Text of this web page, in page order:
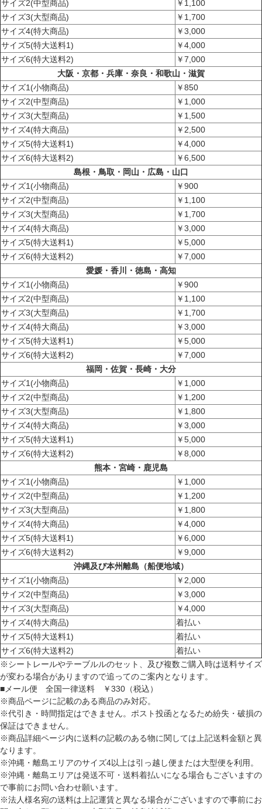
サイズ2(中型商品)
￥1,100
サイズ3(大型商品)
￥1,700
サイズ4(特大商品)
￥3,000
サイズ5(特大送料1)
￥4,000
サイズ6(特大送料2)
￥7,000
大阪・京都・兵庫・奈良・和歌山・滋賀
サイズ1(小物商品)
￥850
サイズ2(中型商品)
￥1,000
サイズ3(大型商品)
￥1,500
サイズ4(特大商品)
￥2,500
サイズ5(特大送料1)
￥4,000
サイズ6(特大送料2)
￥6,500
島根・鳥取・岡山・広島・山口
サイズ1(小物商品)
￥900
サイズ2(中型商品)
￥1,100
サイズ3(大型商品)
￥1,700
サイズ4(特大商品)
￥3,000
サイズ5(特大送料1)
￥5,000
サイズ6(特大送料2)
￥7,000
愛媛・香川・徳島・高知
サイズ1(小物商品)
￥900
サイズ2(中型商品)
￥1,100
サイズ3(大型商品)
￥1,700
サイズ4(特大商品)
￥3,000
サイズ5(特大送料1)
￥5,000
サイズ6(特大送料2)
￥7,000
福岡・佐賀・長崎・大分
サイズ1(小物商品)
￥1,000
サイズ2(中型商品)
￥1,200
サイズ3(大型商品)
￥1,800
サイズ4(特大商品)
￥3,000
サイズ5(特大送料1)
￥5,000
サイズ6(特大送料2)
￥8,000
熊本・宮崎・鹿児島
サイズ1(小物商品)
￥1,000
サイズ2(中型商品)
￥1,200
サイズ3(大型商品)
￥1,800
サイズ4(特大商品)
￥4,000
サイズ5(特大送料1)
￥6,000
サイズ6(特大送料2)
￥9,000
沖縄及び本州離島（船便地域）
サイズ1(小物商品)
￥2,000
サイズ2(中型商品)
￥3,000
サイズ3(大型商品)
￥4,000
サイズ4(特大商品)
着払い
サイズ5(特大送料1)
着払い
サイズ6(特大送料2)
着払い
※シートレールやテーブルルのセット、及び複数ご購入時は送料サイズ
が変わる場合がありますので追ってのご案内となります。
■メール便 全国一律送料 ￥330（税込）
※商品ページに記載のある商品のみ対応。
※代引き・時間指定はできません。ポスト投函となるため紛失・破損の
保証はできません。
※商品詳細ページ内に送料の記載のある物に関しては上記送料金額と異
なります。
※沖縄・離島エリアのサイズ4以上は引っ越し便または大型便を利用。
※沖縄・離島エリアは発送不可・送料着払いになる場合もございますの
で事前にお問い合わせ願います。
※法人様名宛の送料は上記運賃と異なる場合がございますので事前にお